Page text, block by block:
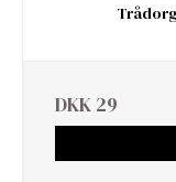
DKK 29